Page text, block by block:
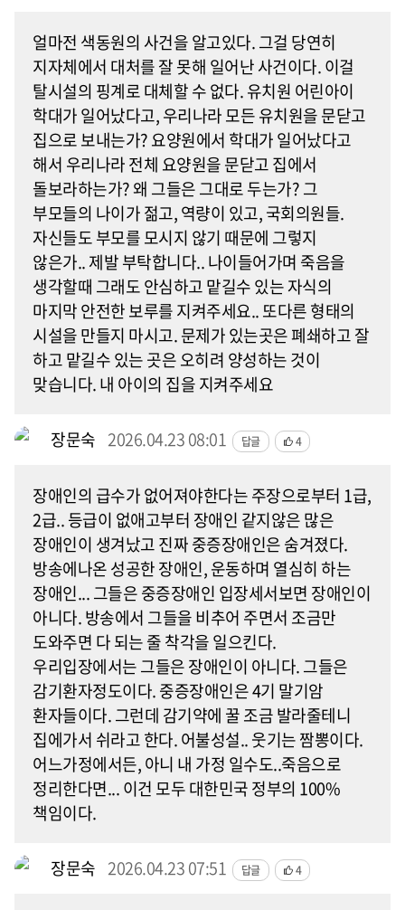
얼마전 색동원의 사건을 알고있다. 그걸 당연히
지자체에서 대처를 잘 못해 일어난 사건이다. 이걸
탈시설의 핑계로 대체할 수 없다. 유치원 어린아이
학대가 일어났다고, 우리나라 모든 유치원을 문닫고
집으로 보내는가? 요양원에서 학대가 일어났다고
해서 우리나라 전체 요양원을 문닫고 집에서
돌보라하는가? 왜 그들은 그대로 두는가? 그
부모들의 나이가 젊고, 역량이 있고, 국회의원들.
자신들도 부모를 모시지 않기 때문에 그렇지
않은가.. 제발 부탁합니다.. 나이들어가며 죽음을
생각할때 그래도 안심하고 맡길수 있는 자식의
마지막 안전한 보루를 지켜주세요.. 또다른 형태의
시설을 만들지 마시고. 문제가 있는곳은 폐쇄하고 잘
하고 맡길수 있는 곳은 오히려 양성하는 것이
맞습니다. 내 아이의 집을 지켜주세요
장문숙 2026.04.23 08:01 답글 4
장애인의 급수가 없어져야한다는 주장으로부터 1급,
2급.. 등급이 없애고부터 장애인 같지않은 많은
장애인이 생겨났고 진짜 중증장애인은 숨겨졌다.
방송에나온 성공한 장애인, 운동하며 열심히 하는
장애인... 그들은 중증장애인 입장세서보면 장애인이
아니다. 방송에서 그들을 비추어 주면서 조금만
도와주면 다 되는 줄 착각을 일으킨다.
우리입장에서는 그들은 장애인이 아니다. 그들은
감기환자정도이다. 중증장애인은 4기 말기암
환자들이다. 그런데 감기약에 꿀 조금 발라줄테니
집에가서 쉬라고 한다. 어불성설.. 웃기는 짬뽕이다.
어느가정에서든, 아니 내 가정 일수도..죽음으로
정리한다면... 이건 모두 대한민국 정부의 100%
책임이다.
장문숙 2026.04.23 07:51 답글 4